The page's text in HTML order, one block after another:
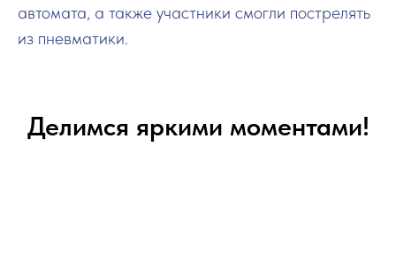
автомата, а также участники смогли пострелять
из пневматики.
Делимся яркими моментами!